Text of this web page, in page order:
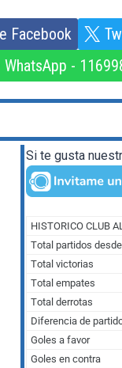
Facebook
WhatsApp -
Si te gusta